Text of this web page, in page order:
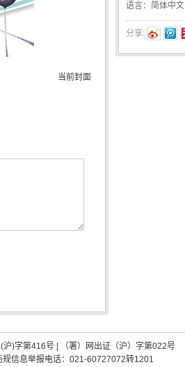
当前封面
语言： 简体中文
分享:
沪)字第416号| （署）网出证（沪）字第022号
信息举报电话：021-60727072转1201